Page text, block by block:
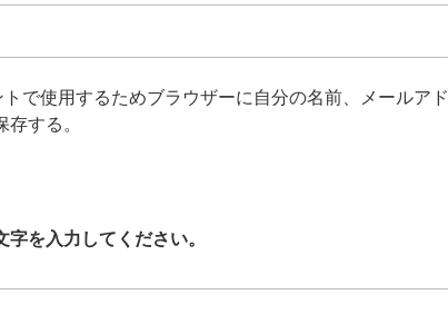
で使用するためブラウザーに自分の名前、メールアド
存する。
字を入力してください。